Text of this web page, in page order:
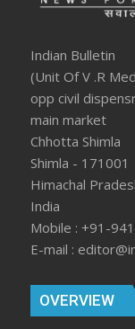
Indian Bulletin
(Unit Of V .R
opp civil
main market
Chhotta Shimla
Shimla - 171001
Himachal
India
Mobile : +91-
E-mail :
OVERVIEW